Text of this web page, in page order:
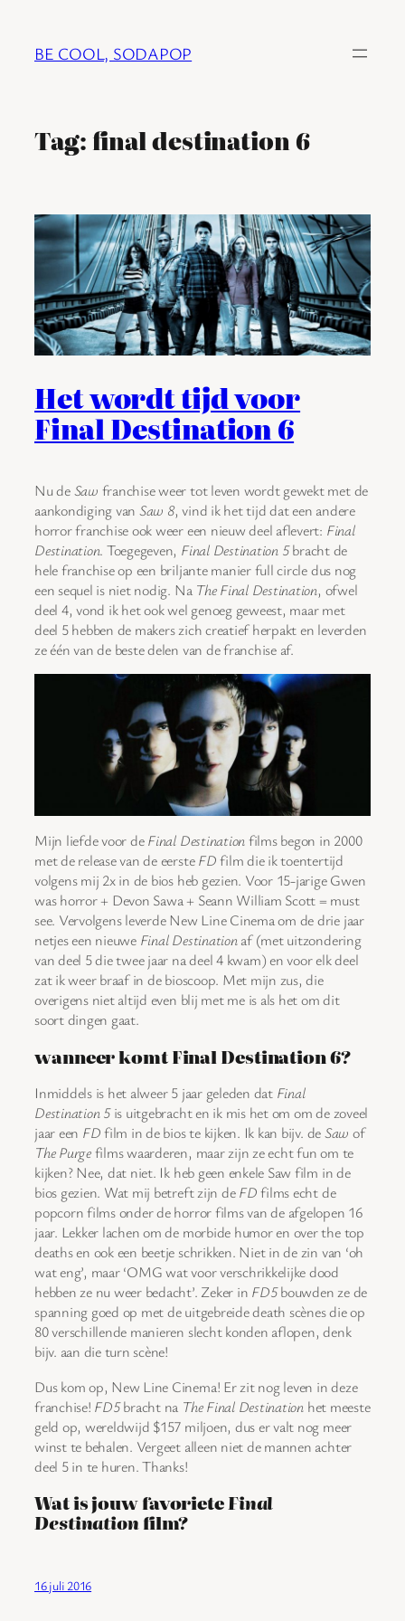
BE COOL, SODAPOP
Tag:final destination 6
Het wordt tijd voor
Final Destination 6
Nu deSaw franchise weer tot leven wordt gewekt met de
aankondiging van Saw 8, vind ik het tijd dat een andere
horror franchise ook weer een nieuw deel aflevert: Final
Destination. Toegegeven, Final Destination 5bracht de
hele franchise op een briljante manier full circle dus nog
een sequel is niet nodig. Na The Final Destination, ofwel
deel 4, vond ik het ook wel genoeg geweest, maar met
deel 5 hebben de makers zich creatief herpakt en leverden
ze één van de beste delen van de franchise af.
Mijn liefde voor deFinal Destinationfilms begon in 2000
met de release van de eersteFDfilm die ik toentertijd
volgens mij 2x in de bios heb gezien. Voor 15-jarige Gwen
was horror + Devon Sawa + Seann William Scott = must
see. Vervolgens leverde New Line Cinema om de drie jaar
netjes een nieuwe Final Destinationaf (met uitzondering
van deel 5 die twee jaar na deel 4 kwam) en voor elk deel
zat ik weer braaf in de bioscoop. Met mijn zus, die
overigens niet altijd even blij met me is als het om dit
soort dingen gaat.
wanneer komt Final Destination 6?
Inmiddels is het alweer 5 jaar geleden dat Final
Destination 5is uitgebracht en ik mis het om om de zoveel
jaar een FDfilm in de bios te kijken. Ik kan bijv. deSaw of
The Purgefilms waarderen, maar zijn ze echt fun om te
kijken? Nee, dat niet. Ik heb geen enkele Saw film in de
bios gezien. Wat mij betreft zijn deFDfilms echt de
popcorn films onder de horror films van de afgelopen 16
jaar. Lekker lachen om de morbide humor en over the top
deaths en ook een beetje schrikken. Niet in de zin van ‘oh
wat eng’, maar ‘OMG wat voor verschrikkelijke dood
hebben ze nu weer bedacht’. Zeker in FD5bouwden ze de
spanning goed op met de uitgebreide death scènes die op
80 verschillende manieren slecht konden aflopen, denk
bijv. aan die turn scène!
Dus kom op, New Line Cinema! Er zit nog leven in deze
franchise! FD5bracht na The Final Destination het meeste
geld op, wereldwijd $157 miljoen, dus er valt nog meer
winst te behalen. Vergeet alleen niet de mannen achter
deel 5 in te huren. Thanks!
Wat is jouw favorieteFinal
Destinationfilm?
16 juli 2016